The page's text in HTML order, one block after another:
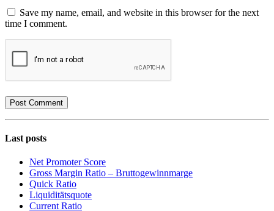
Save my name, email, and website in this browser for the next
time I comment.
Last posts
Net Promoter Score
Gro ss Margin Ratio – Bruttogewinnmarge
Quic k Ratio
Liquiditätsquote
Current Ratio